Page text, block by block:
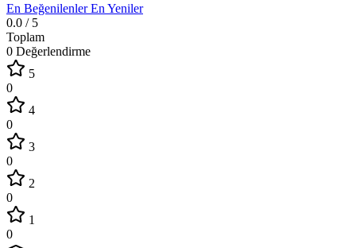
En BeğenilenlerEn Yeniler
0.0 / 5
Toplam
0 Değerlendirme
5
0
4
0
3
0
2
0
1
0